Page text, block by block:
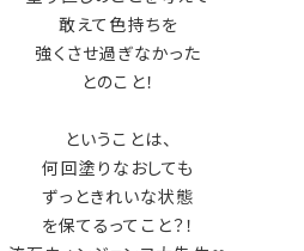
敢えて色持ちを
強くさせ過ぎなかった
とのこと！
ということは、
何回塗りなおしても
ずっときれいな状態
を保てるってこと？！